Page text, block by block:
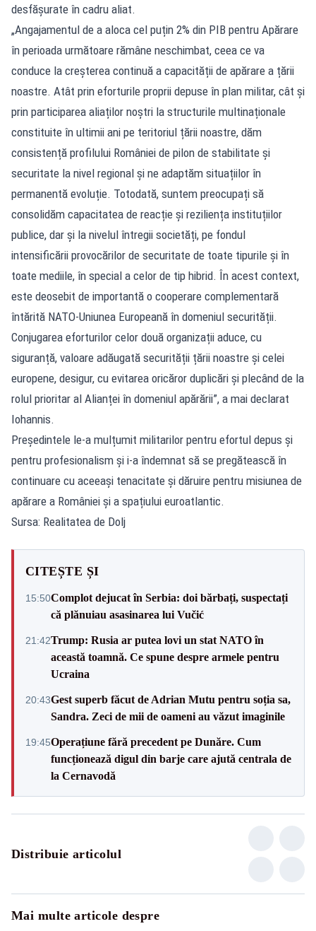
desfășurate în cadru aliat.
„Angajamentul de a aloca cel puțin 2% din PIB pentru Apărare
în perioada următoare rămâne neschimbat, ceea ce va
conduce la creșterea continuă a capacității de apărare a țării
noastre. Atât prin eforturile proprii depuse în plan militar, cât și
prin participarea aliaților noștri la structurile multinaționale
constituite în ultimii ani pe teritoriul țării noastre, dăm
consistență profilului României de pilon de stabilitate și
securitate la nivel regional și ne adaptăm situațiilor în
permanentă evoluție. Totodată, suntem preocupați să
consolidăm capacitatea de reacție și reziliența instituțiilor
publice, dar și la nivelul întregii societăți, pe fondul
intensificării provocărilor de securitate de toate tipurile și în
toate mediile, în special a celor de tip hibrid. În acest context,
este deosebit de importantă o cooperare complementară
întărită NATO-Uniunea Europeană în domeniul securității.
Conjugarea eforturilor celor două organizații aduce, cu
siguranță, valoare adăugată securității țării noastre și celei
europene, desigur, cu evitarea oricăror duplicări și plecând de la
rolul prioritar al Alianței în domeniul apărării”, a mai declarat
Iohannis.
Președintele le-a mulțumit militarilor pentru efortul depus și
pentru profesionalism și i-a îndemnat să se pregătească în
continuare cu aceeași tenacitate și dăruire pentru misiunea de
apărare a României și a spațiului euroatlantic.
Sursa: Realitatea de Dolj
CITEȘTE ȘI
15:50Complot dejucat în Serbia: doi bărbați, suspectați
că plănuiau asasinarea lui Vučić
21:42Trump: Rusia ar putea lovi un stat NATO în
această toamnă. Ce spune despre armele pentru
Ucraina
20:43Gest superb făcut de Adrian Mutu pentru soția sa,
Sandra. Zeci de mii de oameni au văzut imaginile
19:45Operațiune fără precedent pe Dunăre. Cum
funcționează digul din barje care ajută centrala de
la Cernavodă
Distribuie articolul
Mai multe articole despre